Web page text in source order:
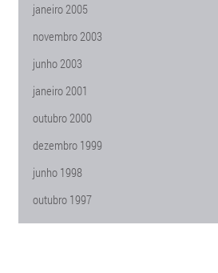
janeiro 2005
novembro 2003
junho 2003
janeiro 2001
outubro 2000
dezembro 1999
junho 1998
outubro 1997